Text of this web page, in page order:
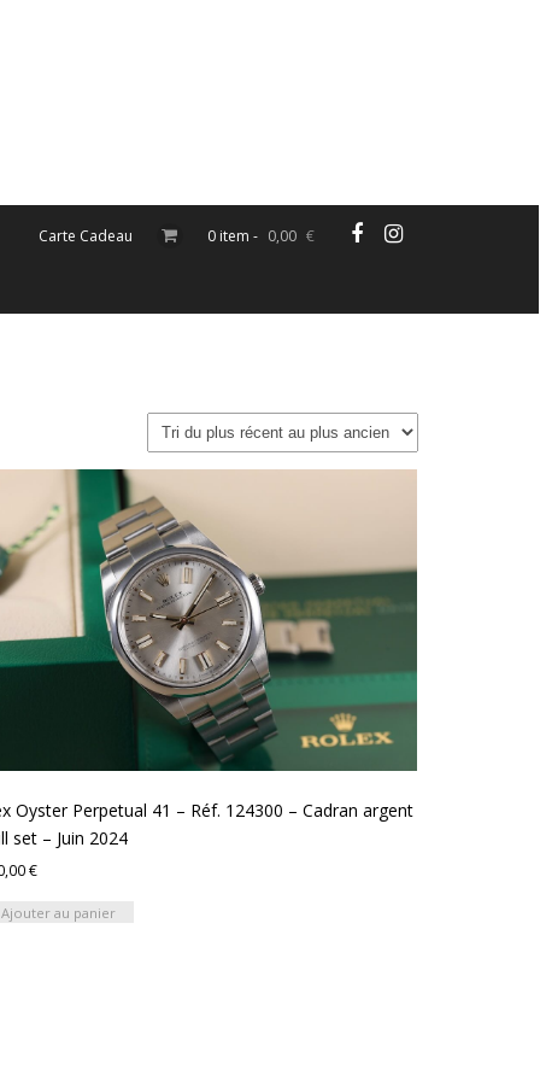
Carte Cadeau 0 item - 0,00 €
Oyster Perpetual 41 – Réf. 124300 – Cadran argent
set – Juin 2024
€
Ajouter au panier